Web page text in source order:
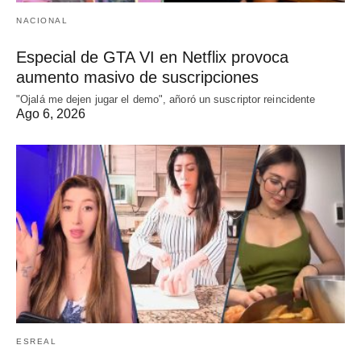
NACIONAL
Especial de GTA VI en Netflix provoca
aumento masivo de suscripciones
"Ojalá me dejen jugar el demo", añoró un suscriptor reincidente
Ago 6, 2026
ESREAL